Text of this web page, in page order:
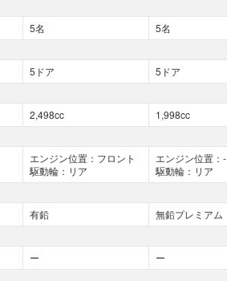
5名 5名
5ドア 5ドア
2,498cc 1,998cc
エンジン位置：フロント
駆動輪：リア
エンジン位置：-
駆動輪：リア
有鉛 無鉛プレミアム
ー ー